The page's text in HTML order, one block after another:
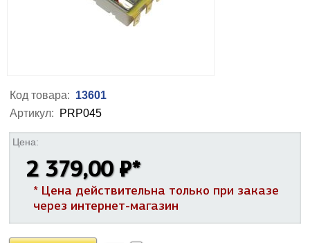
Код товара: 13601
Артикул:
PRP045
Цена:
2 379,00 ₽*
* Цена действительна только при заказе
через интернет-магазин